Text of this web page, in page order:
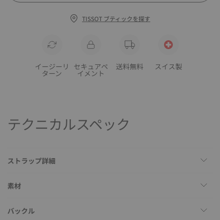
TISSOT ブティックを探す
イージーリ
ターン
セキュアペ
イメント
送料無料 スイス製
テクニカルスペック
ストラップ詳細
素材
バックル